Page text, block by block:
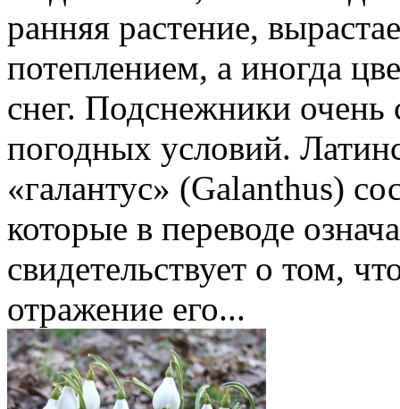
ранняя растение,
потеплением, а иногда
снег. Подснежники
погодных условий.
«галантус» (Galanthus)
которые в переводе
свидетельствует о том,
отражение его...